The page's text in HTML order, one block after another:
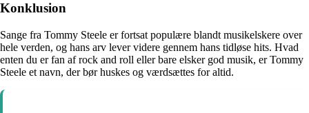
Konklusion
Sange fra Tommy Steele er fortsat populære blandt musikelskere over
hele verden, og hans arv lever videre gennem hans tidløse hits. Hvad
enten du er fan af rock and roll eller bare elsker god musik, er Tommy
Steele et navn, der bør huskes og værdsættes for altid.